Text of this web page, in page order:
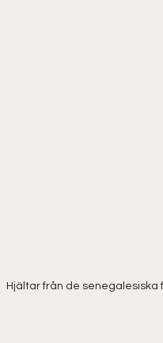
Hjältar från de senegalesiska